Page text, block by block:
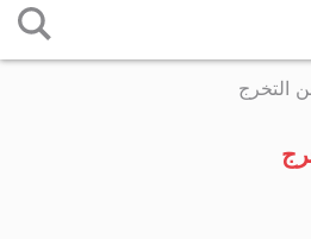
إلى
المحتوىالتخرج